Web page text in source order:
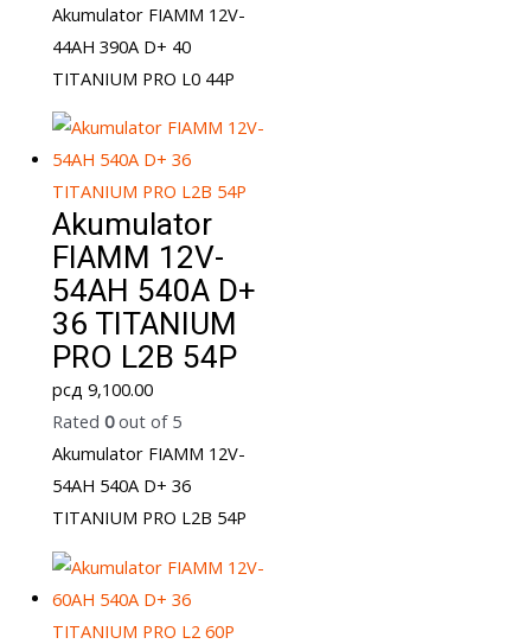
Akumulator FIAMM 12V-
44AH 390A D+ 40
TITANIUM PRO L0 44P
Akumulator
FIAMM 12V-
54AH 540A D+
36 TITANIUM
PRO L2B 54P
рсд 9,100.00
Rated 0out of 5
Akumulator FIAMM 12V-
54AH 540A D+ 36
TITANIUM PRO L2B 54P